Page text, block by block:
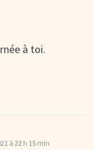
à toi.
à 22 h 15 min